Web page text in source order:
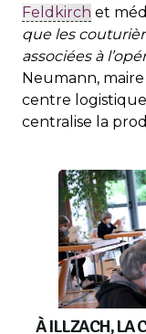
Feldkirch et
que les
associées à
Neumann,
centre
centralise la
À ILLZACH, LA